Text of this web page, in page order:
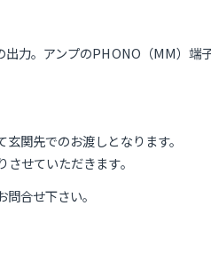
力。アンプのPHONO（MM）端
関先でのお渡しとなります。
せていただきます。
合せ下さい。